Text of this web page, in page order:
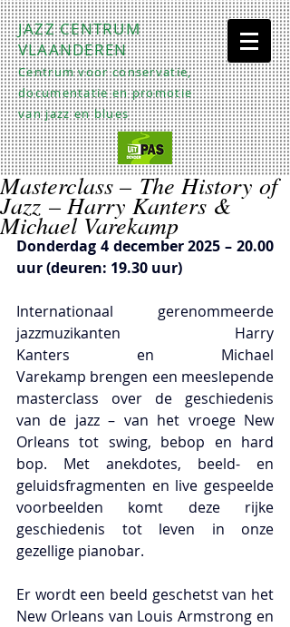
JAZZ CENTRUM
VLAANDEREN
Centrum voor conservatie,
documentatie en promotie
van jazz en blues
Masterclass – The History of
Jazz – Harry Kanters &
Michael Varekamp
Donderdag 4 december 2025 – 20.00
uur (deuren: 19.30 uur)
Internationaal gerenommeerde
jazzmuzikanten Harry
Kanters en Michael
Varekamp brengen een meeslepende
masterclass over de geschiedenis
van de jazz – van het vroege New
Orleans tot swing, bebop en hard
bop. Met anekdotes, beeld- en
geluidsfragmenten en live gespeelde
voorbeelden komt deze rijke
geschiedenis tot leven in onze
gezellige pianobar.
Er wordt een beeld geschetst van het
New Orleans van Louis Armstrong en